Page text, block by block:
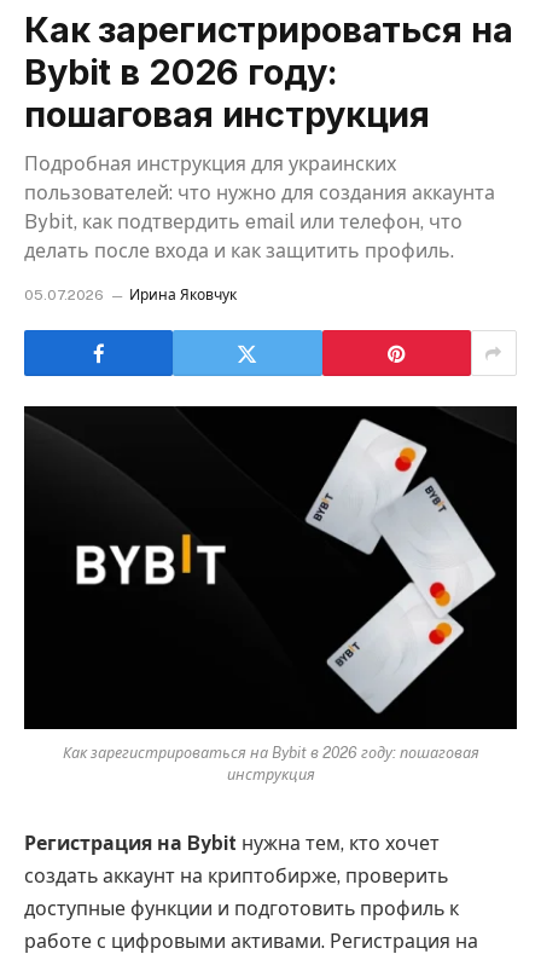
Как зарегистрироваться на
Bybit в 2026 году:
пошаговая инструкция
Подробная инструкция для украинских
пользователей: что нужно для создания аккаунта
Bybit, как подтвердить email или телефон, что
делать после входа и как защитить профиль.
05.07.2026 Ирина Яковчук
Как зарегистрироваться на Bybit в 2026 году: пошаговая
инструкция
Регистрация на Bybit нужна тем, кто хочет
создать аккаунт на криптобирже, проверить
доступные функции и подготовить профиль к
работе с цифровыми активами. Регистрация на